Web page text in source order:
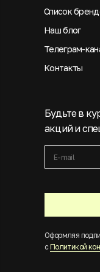
Будьте в
акций и
Оформляя
с Политикой
Список
Наш блог
Телеграм-
Контакты